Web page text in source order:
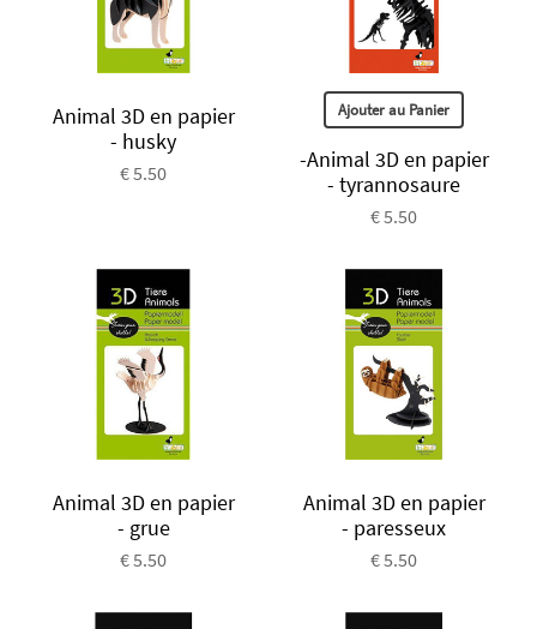
Animal 3D en papier
- husky
€ 5.50
Ajouter au Panier
-Animal 3D en papier
- tyrannosaure
€ 5.50
Animal 3D en papier
- grue
€ 5.50
Animal 3D en papier
- paresseux
€ 5.50